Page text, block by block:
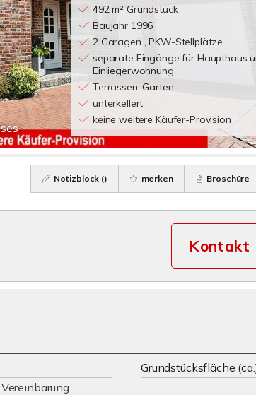
492 m² Grundstück
Baujahr 1996
2 Garagen , PKW-Stellplätze
separate Eingänge für Haupthaus
Einliegerwohnung
Terrassen, Garten
unterkellert
keine weitere Käufer-Provision
Notizblock () merken Broschüre
Kontakt
Grundstücksfläche